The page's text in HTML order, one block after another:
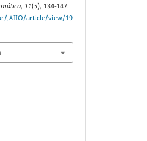
, 11(5), 134-147.
JAIIO/article/view/19